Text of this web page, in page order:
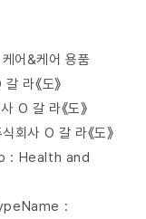
어&케어 용품
라《도》
갈 라《도》
사 O 갈 라《도》
: Health and
: